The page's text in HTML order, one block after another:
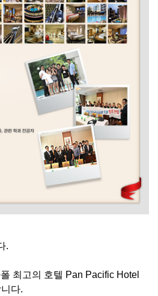
.
최고의 호텔 Pan Pacific Hotel
다.